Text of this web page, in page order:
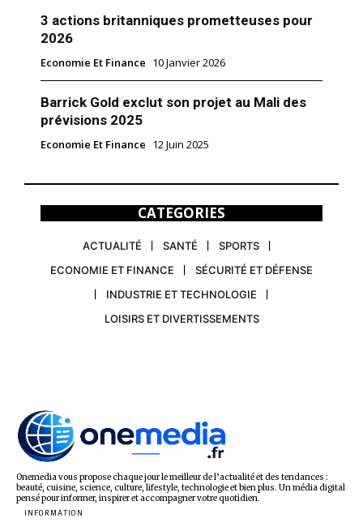
3 actions britanniques prometteuses pour
2026
Economie Et Finance 10 Janvier 2026
Barrick Gold exclut son projet au Mali des
prévisions 2025
Economie Et Finance 12 Juin 2025
CATEGORIES
ACTUALITÉ SANTÉ
SPORTS
ECONOMIE ET FINANCE
SÉCURITÉ ET DÉFENSE
INDUSTRIE ET TECHNOLOGIE
LOISIRS ET DIVERTISSEMENTS
Onemedia vous propose chaque jour le meilleur de l’actualité et des tendances :
beauté, cuisine, science, culture, lifestyle, technologie et bien plus. Un média digital
pensé pour informer, inspirer et accompagner votre quotidien.
INFORMATION